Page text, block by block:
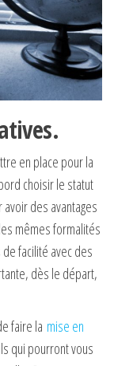
en place pour la
choisir le statut
des avantages
mêmes formalités
facilité avec des
dès le départ,
faire la mise en
qui pourront vous